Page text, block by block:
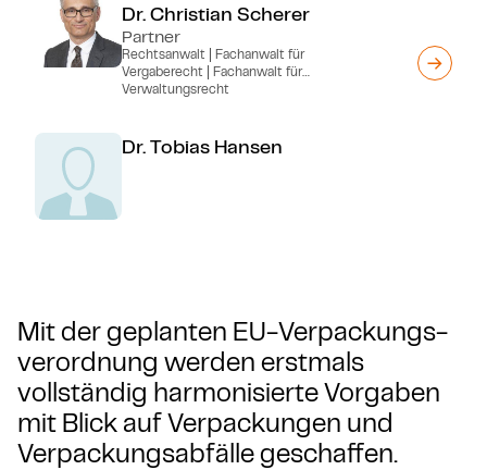
Dr. Christian Scherer
Partner
Rechtsanwalt | Fachanwalt für
Vergaberecht | Fachanwalt für
Verwaltungsrecht
Dr. Tobias Hansen
Mit der geplanten EU-Ver­packungs­
verordnung werden erstmals
vollständig harmonisierte Vorgaben
mit Blick auf Verpackungen und
Verpackungsabfälle geschaffen.